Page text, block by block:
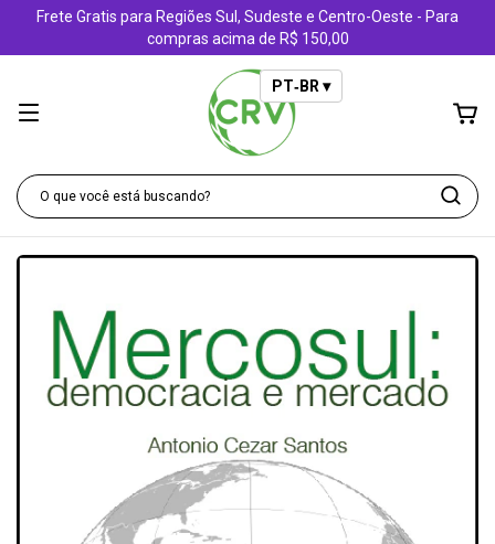
Frete Gratis para Regiões Sul, Sudeste e Centro-Oeste - Para
compras acima de R$ 150,00
PT‑BR ▾